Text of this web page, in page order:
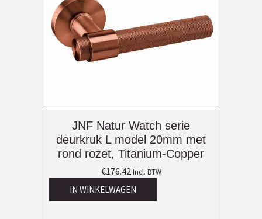
JNF Natur Watch serie
deurkruk L model 20mm met
rond rozet, Titanium-Copper
€176.42 Incl. BTW
IN WINKELWAGEN